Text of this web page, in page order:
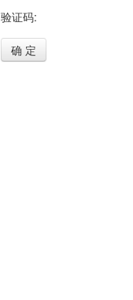
验证码:
确 定